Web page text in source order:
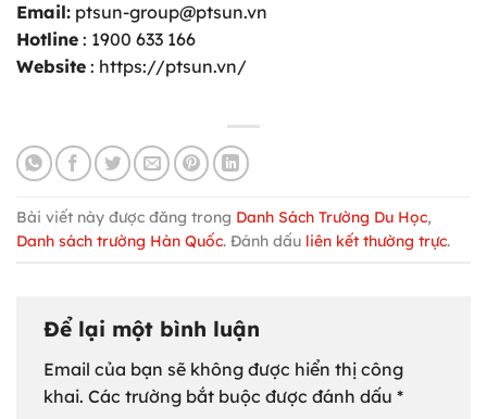
Email: ptsun-group@ptsun.vn
Hotline : 1900 633 166
Website : https://ptsun.vn/
Bài viết này được đăng trong Danh Sách Trường Du Học,
Danh sách trường Hàn Quốc. Đánh dấu liên kết thường trực.
Để lại một bình luận
Email của bạn sẽ không được hiển thị công
khai. Các trường bắt buộc được đánh dấu *